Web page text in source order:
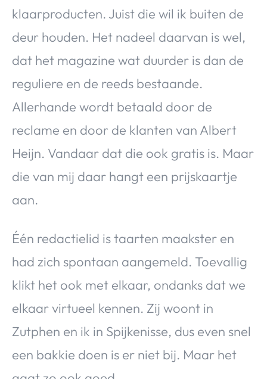
klaarproducten. Juist die wil ik buiten de
deur houden. Het nadeel daarvan is wel,
dat het magazine wat duurder is dan de
reguliere en de reeds bestaande.
Allerhande wordt betaald door de
reclame en door de klanten van Albert
Heijn. Vandaar dat die ook gratis is. Maar
die van mij daar hangt een prijskaartje
aan.
Één redactielid is taarten maakster en
had zich spontaan aangemeld. Toevallig
klikt het ook met elkaar, ondanks dat we
elkaar virtueel kennen. Zij woont in
Zutphen en ik in Spijkenisse, dus even snel
een bakkie doen is er niet bij. Maar het